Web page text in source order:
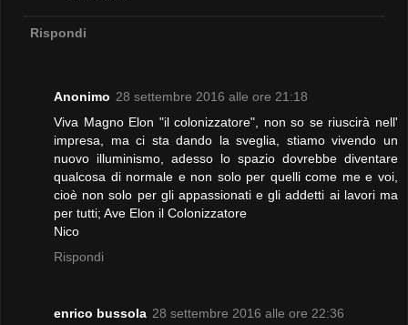
Rispondi
Anonimo 28 settembre 2016 alle ore 21:18
Viva Magno Elon "il colonizzatore", non so se riuscirà nell'
impresa, ma ci sta dando la sveglia, stiamo vivendo un
nuovo illuminismo, adesso lo spazio dovrebbe diventare
qualcosa di normale e non solo per quelli come me e voi,
cioè non solo per gli appassionati e gli addetti ai lavori ma
per tutti; Ave Elon il Colonizzatore
Nico
Rispondi
enrico bussola 28 settembre 2016 alle ore 22:36